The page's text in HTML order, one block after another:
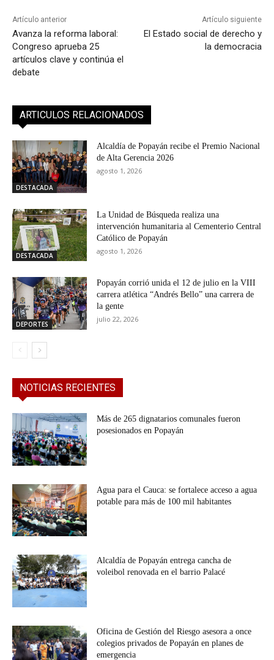
Artículo anterior
Avanza la reforma laboral:
Congreso aprueba 25
artículos clave y continúa el
debate
Artículo siguiente
El Estado social de derecho y
la democracia
ARTICULOS RELACIONADOS
DESTACADA
Alcaldía de Popayán recibe el Premio Nacional
de Alta Gerencia 2026
agosto 1, 2026
DESTACADA
La Unidad de Búsqueda realiza una
intervención humanitaria al Cementerio Central
Católico de Popayán
agosto 1, 2026
DEPORTES
Popayán corrió unida el 12 de julio en la VIII
carrera atlética “Andrés Bello” una carrera de
la gente
julio 22, 2026
NOTICIAS RECIENTES
Más de 265 dignatarios comunales fueron
posesionados en Popayán
Agua para el Cauca: se fortalece acceso a agua
potable para más de 100 mil habitantes
Alcaldía de Popayán entrega cancha de
voleibol renovada en el barrio Palacé
Oficina de Gestión del Riesgo asesora a once
colegios privados de Popayán en planes de
emergencia